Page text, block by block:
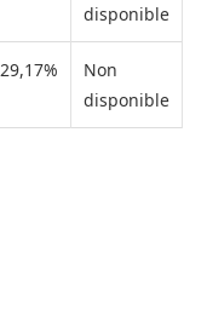
disponible
29,17%
Non
disponible